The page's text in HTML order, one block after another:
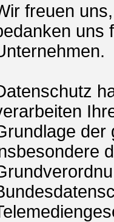
freuen
uns
der